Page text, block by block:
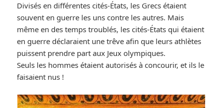
Divisés en différentes cités-États, les Grecs étaient
souvent en guerre les uns contre les autres. Mais
même en des temps troublés, les cités-États qui étaient
en guerre déclaraient une trêve afin que leurs athlètes
puissent prendre part aux Jeux olympiques.
Seuls les hommes étaient autorisés à concourir, et ils le
faisaient nus !